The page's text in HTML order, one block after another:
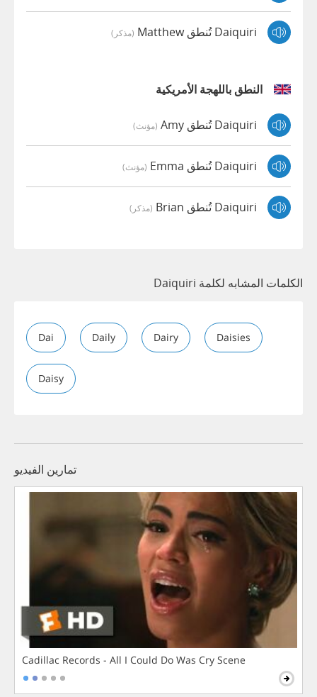
Daiquiri تُنطق Matthew (مذكر)
النطق باللهجة الأمريكية
Daiquiri تُنطق Amy (مؤنث)
Daiquiri تُنطق Emma (مؤنث)
Daiquiri تُنطق Brian (مذكر)
الكلمات المشابه لكلمة Daiquiri
Dai Daily Dairy Daisies
Daisy
تمارين الفيديو
Cadillac Records - All I Could Do Was Cry Scene